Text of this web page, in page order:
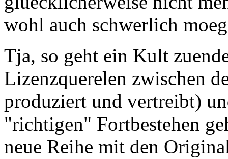
wohl auch schwerlich
Tja, so geht ein Kult
Lizenzquerelen zwischen
produziert und vertreibt)
"richtigen" Fortbestehen
neue Reihe mit den